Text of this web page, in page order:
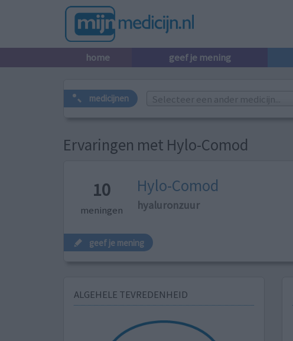
home geef je mening
medicijnen Selecteer een ander medicijn...
Ervaringen met Hylo-Comod
10
meningen
Hylo-Comod
hyaluronzuur
geef je mening
ALGEHELE TEVREDENHEID